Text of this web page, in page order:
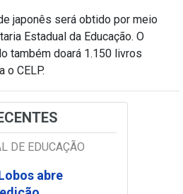
japonês será obtido por meio
Estadual da Educação. O
também doará 1.150 livros
o CELP.
DE EDUCAÇÃO
abre